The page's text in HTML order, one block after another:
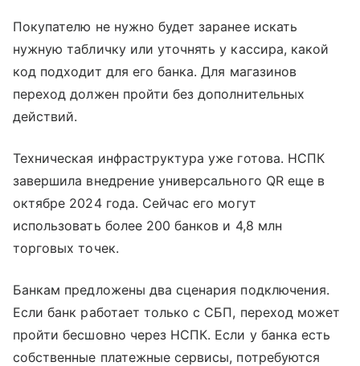
Покупателю не нужно будет заранее искать
нужную табличку или уточнять у кассира, какой
код подходит для его банка. Для магазинов
переход должен пройти без дополнительных
действий.
Техническая инфраструктура уже готова. НСПК
завершила внедрение универсального QR еще в
октябре 2024 года. Сейчас его могут
использовать более 200 банков и 4,8 млн
торговых точек.
Банкам предложены два сценария подключения.
Если банк работает только с СБП, переход может
пройти бесшовно через НСПК. Если у банка есть
собственные платежные сервисы, потребуются